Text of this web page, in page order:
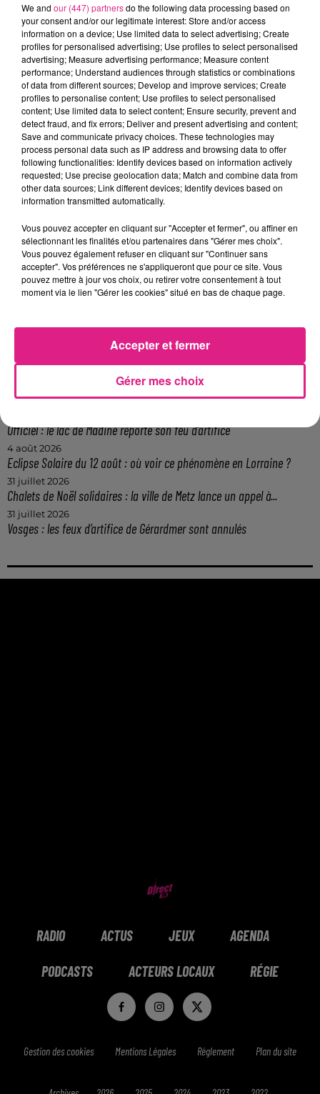
Rien que dans le secteur duBTP, on recense
plus de 1000 opportunités.
Cet élément est masqué compte-tenu du refus
du dépôt de cookies que vous avez exprimé. Si
vous souhaitez l'afficher, merci de nous donner
votre accord en cliquant sur le bouton ci-
dessous.
Afficher l'élément
FIL ACTUS
7 août 2026
Lorraine : une journée pas comme les autres au Parc animalier de...
Metz : une distribution de lunette gratuite pour voir l’éclipse
Casting de Woof : l'Euro-Métropole de Metz part à la recherche de...
Officiel : Gauthier Hein quitte le FC Metz pour l'OGC Nice
Officiel : le lac de Madine reporte son feu d’artifice
4 août 2026
Eclipse Solaire du 12 août : où voir ce phénomène en Lorraine ?
31 juillet 2026
Chalets de Noël solidaires : la ville de Metz lance un appel à...
31 juillet 2026
Vosges : les feux d’artifice de Gérardmer sont annulés
RADIO ACTUS JEUX AGENDA
PODCASTS ACTEURS LOCAUX RÉGIE
Gestion des cookies Mentions Légales Réglement Plan du site
We and our (447) partnersdo the following data processing based on
your consent and/or our legitimate interest: Store and/or access
information on a device; Use limited data to select advertising; Create
profiles for personalised advertising; Use profiles to select personalised
advertising; Measure advertising performance; Measure content
performance; Understand audiences through statistics or combinations
of data from different sources; Develop and improve services; Create
profiles to personalise content; Use profiles to select personalised
content; Use limited data to select content; Ensure security, prevent and
detect fraud, and fix errors; Deliver and present advertising and content;
Save and communicate privacy choices. These technologies may
process personal data such as IP address and browsing data to offer
following functionalities: Identify devices based on information actively
requested; Use precise geolocation data; Match and combine data from
other data sources; Link different devices; Identify devices based on
information transmitted automatically.
Vous pouvez accepter en cliquant sur "Accepter et fermer", ou affiner en
sélectionnant les finalités et/ou partenaires dans "Gérer mes choix".
Vous pouvez également refuser en cliquant sur "Continuer sans
accepter". Vos préférences ne s'appliqueront que pour ce site. Vous
pouvez mettre à jour vos choix, ou retirer votre consentement à tout
moment via le lien "Gérer les cookies" situé en bas de chaque page.
Gérer mes choix
Accepter et fermer